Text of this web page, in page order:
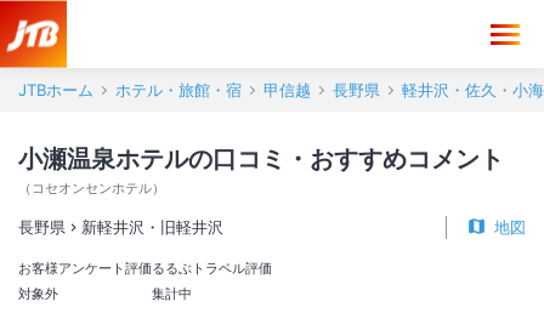
JTBホーム ホテル・旅館・宿 甲信越 長野県 軽井沢・佐久・小
小瀬温泉ホテルの口コミ・おすすめコメント
（ コセオンセンホテル）
長野県 新軽井沢・旧軽井沢 地図
お客様アンケート評価
対象外
るるぶトラベル評価
集計中